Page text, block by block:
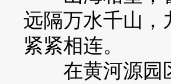
远隔万水千山，
紧紧相连。
在黄河源园区